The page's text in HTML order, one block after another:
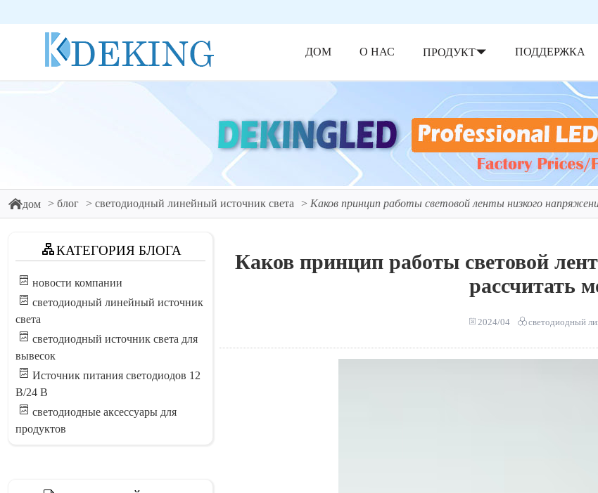
ДОМ О НАС ПРОДУКТ ПОДДЕРЖКА
дом блог светодиодный линейный источник света Каков принцип работы световой ленты низкого
КАТЕГОРИЯ БЛОГА
новости компании
светодиодный линейный источник
света
светодиодный источник света для
вывесок
Источник питания светодиодов 12
В/24 В
светодиодные аксессуары для
продуктов
Каков принцип работы световой
рассчитать
2024/04 светодиодный